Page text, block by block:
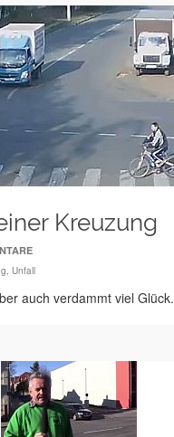
Kreuzung
, Unfall
auch verdammt viel Glück.